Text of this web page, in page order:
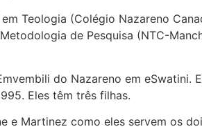
Teologia (Colégio Nazareno
de Pesquisa (NTC-
do Nazareno em eSwatini.
Eles têm três filhas.
e Martinez como eles servem os